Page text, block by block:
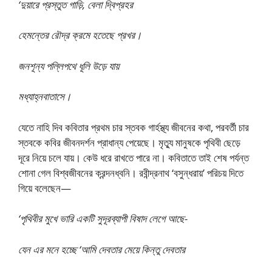
‘দুয়ারে প্রস্তুত গাড়ি, বেলা দ্বিপ্রহর
হেমন্তের রৌদ্র ক্রমে হতেছে প্রখর।
জনশূন্য পল্লিপথে ধূলি উড়ে যায়
মধ্যাহ্নবাতাসে।
যেতে নাহি দিব কবিতার প্রথম চার স্তবক গার্হস্থ্য জীবনের কথা, পরবর্তী চার
স্তবকে কবির জীবনদর্শন প্রাধান্য পেয়েছে। মৃত্যু মানুষকে পৃথিবী ছেড়ে
দূরে নিয়ে চলে যায়। কেউ ধরে রাখতে পারে না। কবিতাতে তাই শেষ পর্যন্ত
শোনা গেল বিশ্বজীবনের ক্রন্দনধ্বনি। রবীন্দ্রনাথ ‘বসুন্ধরায়’ পরিচয় দিতে
গিয়ে বলেছেন—
‘পৃথিবীর মুখে ভারি একটি সুদূরব্যাপী বিষাদ লেগে আছে-
যেন এর মনে হচ্ছে ‘আমি দেবতার মেয়ে কিন্তু দেবতার